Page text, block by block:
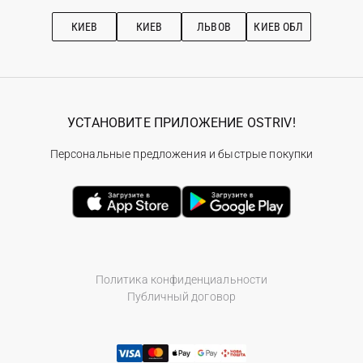
Рекомендации по уходу
КИЕВ КИЕВ ЛЬВОВ КИЕВ ОБЛ
Политика конфиденциальности
Публичный договор
УСТАНОВИТЕ ПРИЛОЖЕНИЕ OSTRIV!
Персональные предложения и быстрые покупки